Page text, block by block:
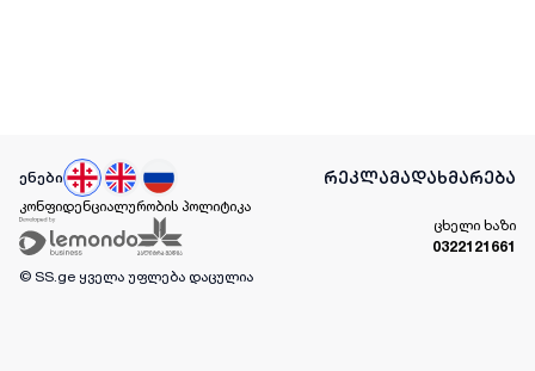
ენები რეკლამადახმარება
კონფიდენციალურობის პოლიტიკა
ცხელი ხაზი
0322121661
© SS.ge ყველა უფლება დაცულია